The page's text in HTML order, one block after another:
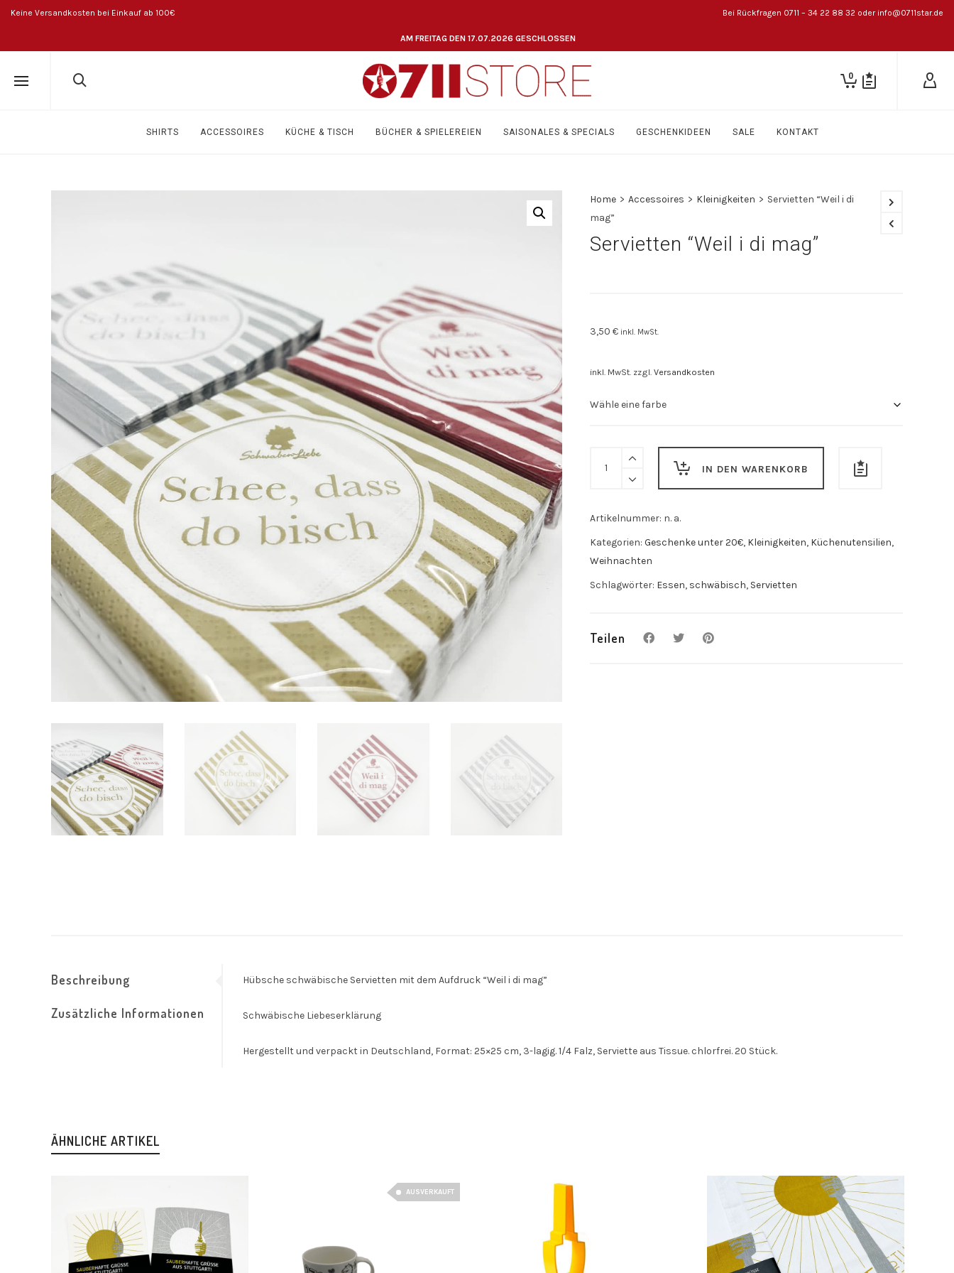
Keine Versandkosten bei Einkauf ab 100€ Bei Rückfragen 0711 – 34 22 88 32 oder info@0711star.de
AM FREITAG DEN 17.07.2026 GESCHLOSSEN
0
SHIRTS ACCESSOIRES KÜCHE & TISCH BÜCHER & SPIELEREIEN SAISONALES & SPECIALS GESCHENKIDEEN SALE KONTAKT
Home > Accessoires > Kleinigkeiten > Servietten “Weil i di
mag”
Servietten “Weil i di mag”
3,50 € inkl. MwSt.
inkl. MwSt. zzgl. Versandkosten
Servietten
"Weil
quantity
IN DEN WARENKORB
Artikelnummer: n. a.
Kategorien: Geschenke unter 20€, Kleinigkeiten, Küchenutensilien,
Weihnachten
Schlagwörter: Essen, schwäbisch, Servietten
Teilen
Beschreibung
Zusätzliche Informationen
Hübsche schwäbische Servietten mit dem Aufdruck “Weil i di mag”
Schwäbische Liebeserklärung
Hergestellt und verpackt in Deutschland, Format: 25×25 cm, 3-lagig. 1/4 Falz, Serviette aus Tissue. chlorfrei. 20 Stück.
ÄHNLICHE ARTIKEL
AUSVERKAUFT